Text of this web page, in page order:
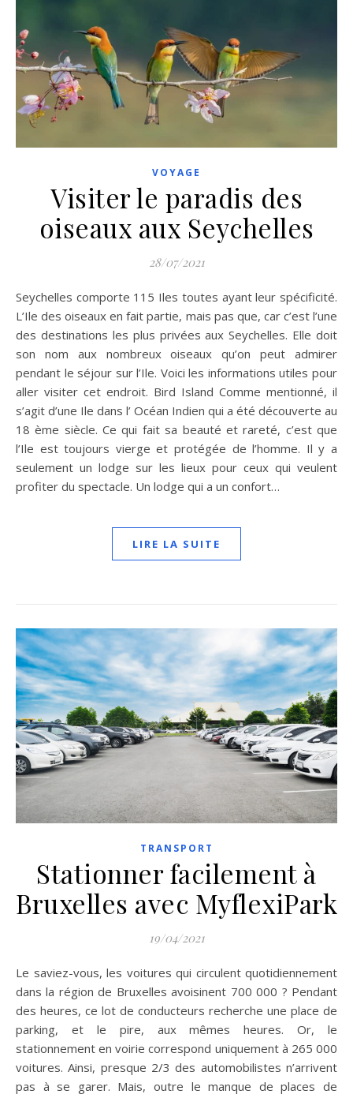
VOYAGE
Visiter le paradis des
oiseaux aux Seychelles
28/07/2021
Seychelles comporte 115 Iles toutes ayant leur spécificité.
L’Ile des oiseaux en fait partie, mais pas que, car c’est l’une
des destinations les plus privées aux Seychelles. Elle doit
son nom aux nombreux oiseaux qu’on peut admirer
pendant le séjour sur l’Ile. Voici les informations utiles pour
aller visiter cet endroit. Bird Island Comme mentionné, il
s’agit d’une Ile dans l’ Océan Indien qui a été découverte au
18 ème siècle. Ce qui fait sa beauté et rareté, c’est que
l’Ile est toujours vierge et protégée de l’homme. Il y a
seulement un lodge sur les lieux pour ceux qui veulent
profiter du spectacle. Un lodge qui a un confort…
LIRE LA SUITE
TRANSPORT
Stationner facilement à
Bruxelles avec MyflexiPark
19/04/2021
Le saviez-vous, les voitures qui circulent quotidiennement
dans la région de Bruxelles avoisinent 700 000 ? Pendant
des heures, ce lot de conducteurs recherche une place de
parking, et le pire, aux mêmes heures. Or, le
stationnement en voirie correspond uniquement à 265 000
voitures. Ainsi, presque 2/3 des automobilistes n’arrivent
pas à se garer. Mais, outre le manque de places de